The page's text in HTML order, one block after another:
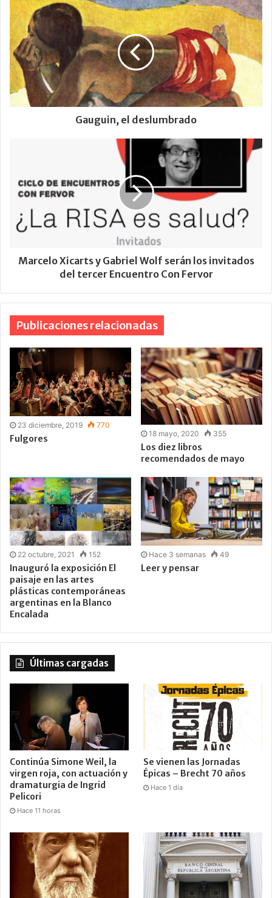
Gauguin, el deslumbrado
Marcelo Xicarts y Gabriel Wolf serán los invitados
del tercer Encuentro Con Fervor
Publicaciones relacionadas
23 diciembre, 2019 770
Fulgores 18 mayo, 2020 355
Los diez libros
recomendados de mayo
22 octubre, 2021 152
Inauguró la exposición El
paisaje en las artes
plásticas contemporáneas
argentinas en la Blanco
Encalada
Hace 3 semanas 49
Leer y pensar
Últimas cargadas
Continúa Simone Weil, la
virgen roja, con actuación y
dramaturgia de Ingrid
Pelicori
Hace 11 horas
Se vienen las Jornadas
Épicas – Brecht 70 años
Hace 1 día